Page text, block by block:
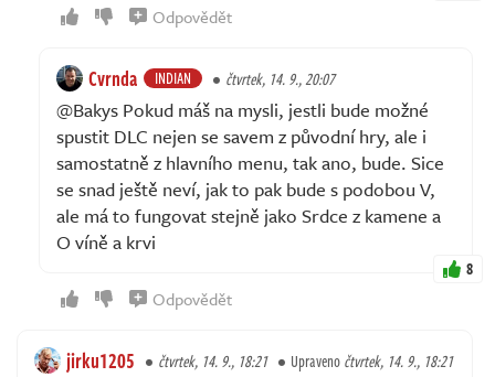
Odpovědět
Cvrnda INDIAN čtvrtek, 14. 9., 20:07
@Bakys Pokud máš na mysli, jestli bude možné
spustit DLC nejen se savem z původní hry, ale i
samostatně z hlavního menu, tak ano, bude. Sice
se snad ještě neví, jak to pak bude s podobou V,
ale má to fungovat stejně jako Srdce z kamene a
O víně a krvi
8
Odpovědět
jirku1205 čtvrtek, 14. 9., 18:21 Upravenočtvrtek, 14. 9., 18:21